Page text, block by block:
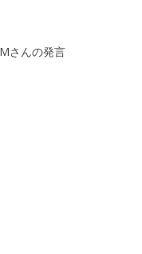
さんの発言